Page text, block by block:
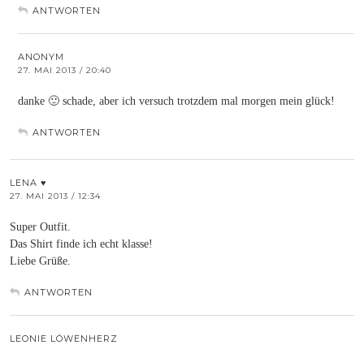
ANTWORTEN
ANONYM
27. MAI 2013 / 20:40
danke 🙂 schade, aber ich versuch trotzdem mal morgen mein glück!
ANTWORTEN
LENA ♥
27. MAI 2013 / 12:34
Super Outfit.
Das Shirt finde ich echt klasse!
Liebe Grüße.
ANTWORTEN
LEONIE LÖWENHERZ